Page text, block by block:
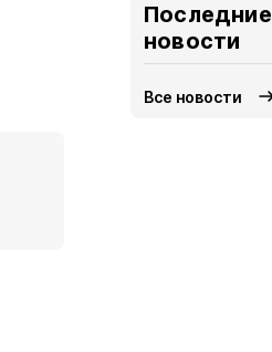
Последние
новости
Все новости